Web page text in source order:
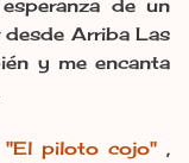
de un
desde Arriba Las
y me encanta
"El piloto cojo" ,